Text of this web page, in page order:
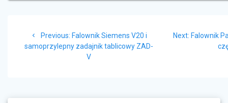
wpisu
Previous: Previous
post:
Falownik Siemens V20 i
samoprzylepny zadajnik tablicowy ZAD-
V
Next: Next
Falownik